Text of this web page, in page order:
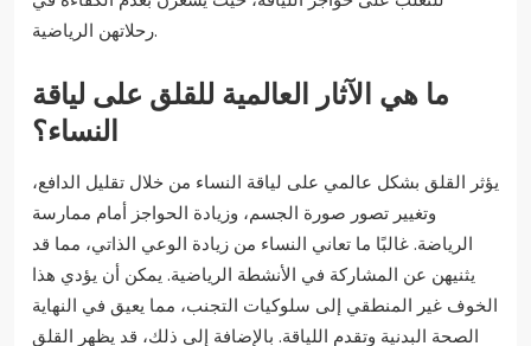
رحلاتهن الرياضية.
ما هي الآثار العالمية للقلق على لياقة
النساء؟
يؤثر القلق بشكل عالمي على لياقة النساء من خلال تقليل الدافع،
وتغيير تصور صورة الجسم، وزيادة الحواجز أمام ممارسة
الرياضة. غالبًا ما تعاني النساء من زيادة الوعي الذاتي، مما قد
يثنيهن عن المشاركة في الأنشطة الرياضية. يمكن أن يؤدي هذا
الخوف غير المنطقي إلى سلوكيات التجنب، مما يعيق في النهاية
الصحة البدنية وتقدم اللياقة. بالإضافة إلى ذلك، قد يظهر القلق